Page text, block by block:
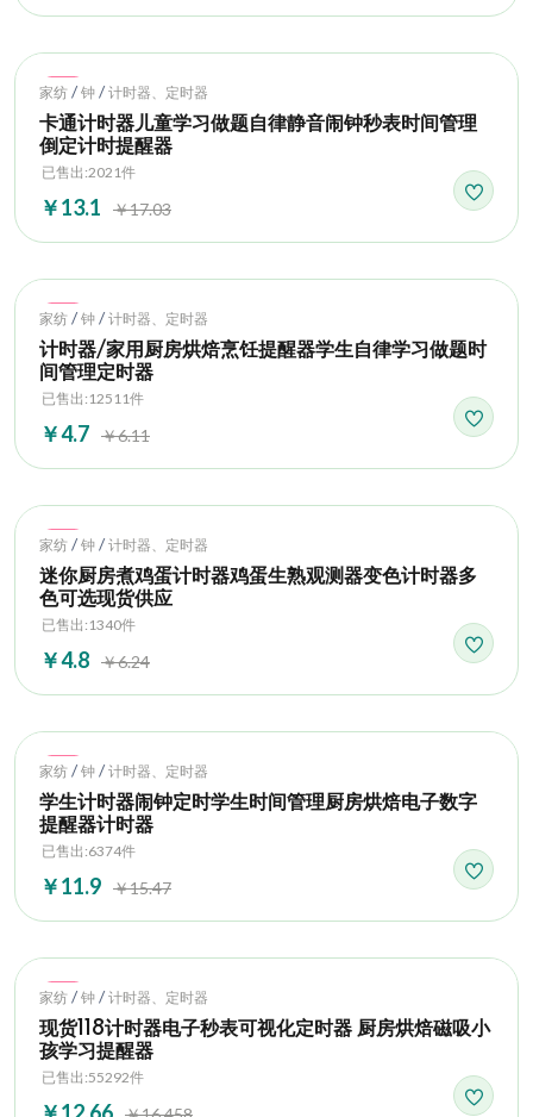
Hot
家纺 / 钟 / 计时器、定时器
卡通计时器儿童学习做题自律静音闹钟秒表时间管理
倒定计时提醒器
已售出:2021件
￥13.1 ￥17.03
Hot
家纺 / 钟 / 计时器、定时器
计时器/家用厨房烘焙烹饪提醒器学生自律学习做题时
间管理定时器
已售出:12511件
￥4.7 ￥6.11
Hot
家纺 / 钟 / 计时器、定时器
迷你厨房煮鸡蛋计时器鸡蛋生熟观测器变色计时器多
色可选现货供应
已售出:1340件
￥4.8 ￥6.24
Hot
家纺 / 钟 / 计时器、定时器
学生计时器闹钟定时学生时间管理厨房烘焙电子数字
提醒器计时器
已售出:6374件
￥11.9 ￥15.47
Hot
家纺 / 钟 / 计时器、定时器
现货118计时器电子秒表可视化定时器 厨房烘焙磁吸小
孩学习提醒器
已售出:55292件